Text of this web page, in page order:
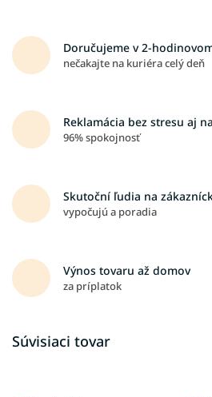
Doručujeme v 2-
nečakajte na kuriéra celý deň
Reklamácia bez stresu aj
96% spokojnosť
Skutoční ľudia na
vypočujú a poradia
Výnos tovaru až domov
za príplatok
Súvisiaci tovar